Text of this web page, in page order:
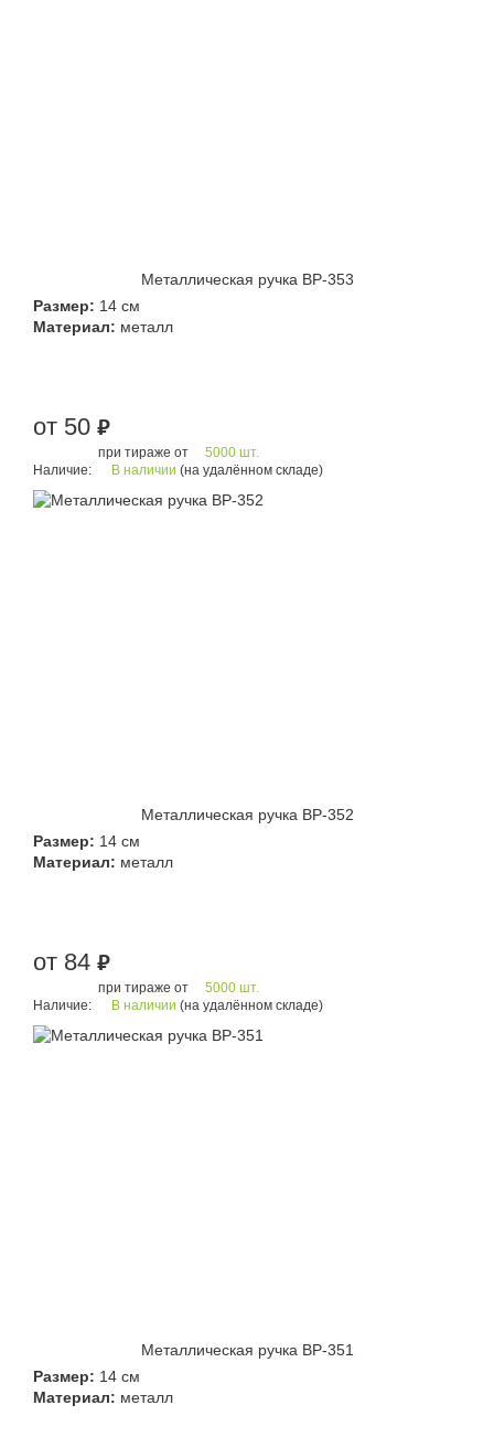
Металлическая ручка BP-353
Размер: 14 см
Материал: металл
от 50 руб.
при тираже от
5000 шт.
Наличие:
В наличии (на удалённом складе)
Металлическая ручка BP-352
Размер: 14 см
Материал: металл
от 84 руб.
при тираже от
5000 шт.
Наличие:
В наличии (на удалённом складе)
Металлическая ручка BP-351
Размер: 14 см
Материал: металл